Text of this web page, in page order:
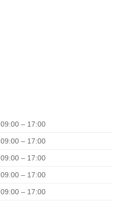
09:00 – 17:00
09:00 – 17:00
09:00 – 17:00
09:00 – 17:00
09:00 – 17:00